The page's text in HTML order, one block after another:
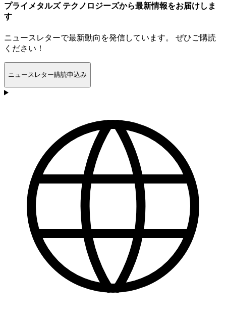
プライメタルズ テクノロジーズから最新情報をお届けしま
す
ニュースレターで最新動向を発信しています。 ぜひご購読
ください！
ニュースレター購読申込み